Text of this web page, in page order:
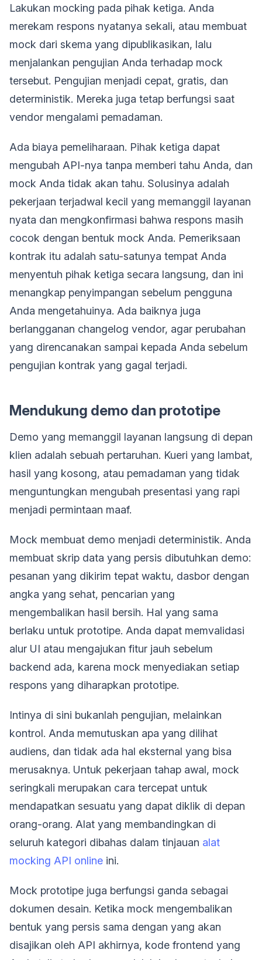
Lakukan mocking pada pihak ketiga. Anda
merekam respons nyatanya sekali, atau membuat
mock dari skema yang dipublikasikan, lalu
menjalankan pengujian Anda terhadap mock
tersebut. Pengujian menjadi cepat, gratis, dan
deterministik. Mereka juga tetap berfungsi saat
vendor mengalami pemadaman.
Ada biaya pemeliharaan. Pihak ketiga dapat
mengubah API-nya tanpa memberi tahu Anda, dan
mock Anda tidak akan tahu. Solusinya adalah
pekerjaan terjadwal kecil yang memanggil layanan
nyata dan mengkonfirmasi bahwa respons masih
cocok dengan bentuk mock Anda. Pemeriksaan
kontrak itu adalah satu-satunya tempat Anda
menyentuh pihak ketiga secara langsung, dan ini
menangkap penyimpangan sebelum pengguna
Anda mengetahuinya. Ada baiknya juga
berlangganan changelog vendor, agar perubahan
yang direncanakan sampai kepada Anda sebelum
pengujian kontrak yang gagal terjadi.
Mendukung demo dan prototipe
Demo yang memanggil layanan langsung di depan
klien adalah sebuah pertaruhan. Kueri yang lambat,
hasil yang kosong, atau pemadaman yang tidak
menguntungkan mengubah presentasi yang rapi
menjadi permintaan maaf.
Mock membuat demo menjadi deterministik. Anda
membuat skrip data yang persis dibutuhkan demo:
pesanan yang dikirim tepat waktu, dasbor dengan
angka yang sehat, pencarian yang
mengembalikan hasil bersih. Hal yang sama
berlaku untuk prototipe. Anda dapat memvalidasi
alur UI atau mengajukan fitur jauh sebelum
backend ada, karena mock menyediakan setiap
respons yang diharapkan prototipe.
Intinya di sini bukanlah pengujian, melainkan
kontrol. Anda memutuskan apa yang dilihat
audiens, dan tidak ada hal eksternal yang bisa
merusaknya. Untuk pekerjaan tahap awal, mock
seringkali merupakan cara tercepat untuk
mendapatkan sesuatu yang dapat diklik di depan
orang-orang. Alat yang membandingkan di
seluruh kategori dibahas dalam tinjauan alat
mocking API online ini.
Mock prototipe juga berfungsi ganda sebagai
dokumen desain. Ketika mock mengembalikan
bentuk yang persis sama dengan yang akan
disajikan oleh API akhirnya, kode frontend yang